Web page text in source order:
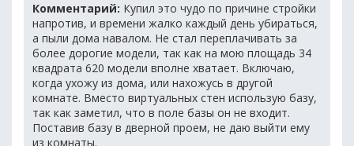
Комментарий: Купил это чудо по причине стройки
напротив, и времени жалко каждый день убираться,
а пыли дома навалом. Не стал переплачивать за
более дорогие модели, так как на мою площадь 34
квадрата 620 модели вполне хватает. Включаю,
когда ухожу из дома, или нахожусь в другой
комнате. Вместо виртуальных стен использую базу,
так как заметил, что в поле базы он не входит.
Поставив базу в дверной проем, не даю выйти ему
из комнаты.